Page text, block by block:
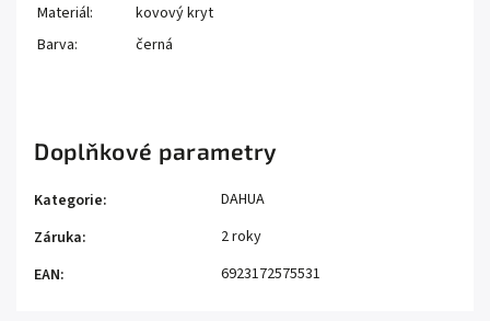
Materiál:
kovový kryt
Barva:
černá
Doplňkové parametry
Kategorie:
DAHUA
Záruka:
2 roky
EAN: 6923172575531